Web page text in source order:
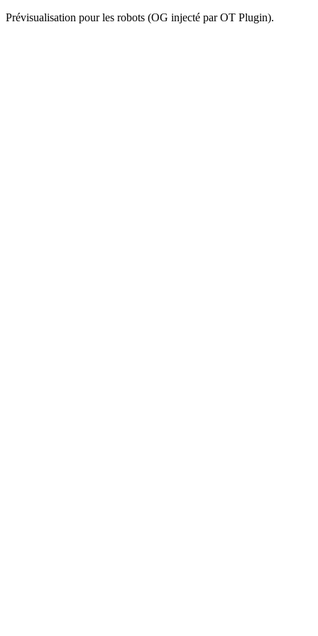
Prévisualisation pour les robots (OG injecté par OT Plugin).